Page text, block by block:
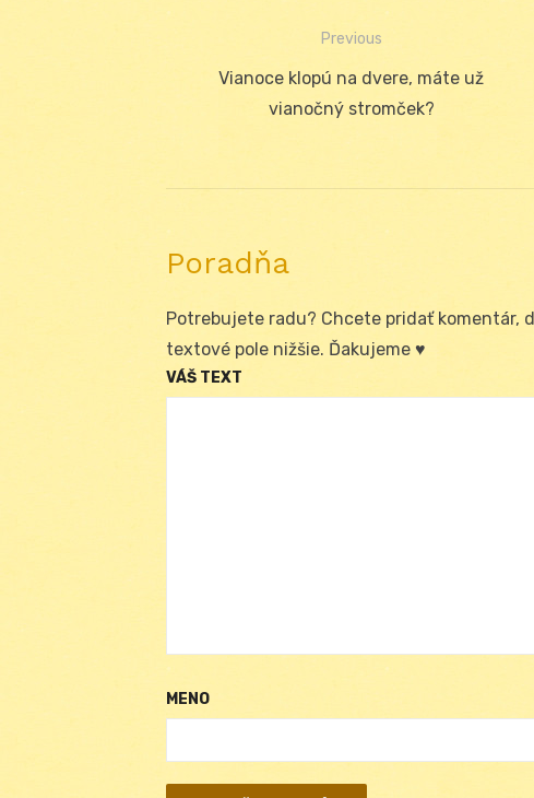
Navigácia
Previous
Previous
Vianoce klopú na dvere, máte už
vianočný stromček?
Poradňa
Potrebujete radu? Chcete pridať komentár,
textové pole nižšie. Ďakujeme ♥
VÁŠ TEXT
MENO